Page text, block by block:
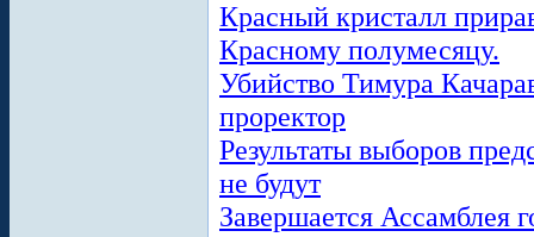
Красный кристалл
Красному полумесяцу.
Убийство Тимура
проректор
Результаты выборов
не будут
Завершается Ассамблея